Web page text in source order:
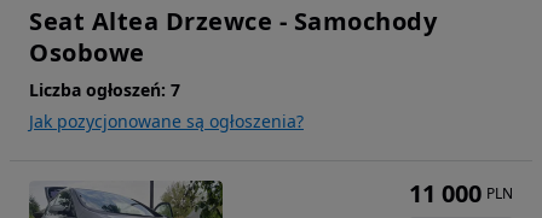
Seat Altea Drzewce - Samochody
Osobowe
Liczba ogłoszeń: 7
Jak pozycjonowane są ogłoszenia?
11 000 PLN